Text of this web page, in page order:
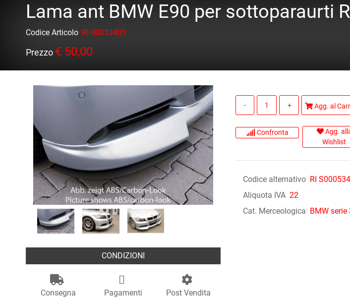
Lama ant BMW E90 per sottoparaurti
Codice Articolo RI 00053401
Prezzo € 50,00
CONDIZIONI
Consegna Pagamenti Post Vendita
Quantità
Agg. al
Confronta
Agg.
Wishlist
Codice alternativo RI
Aliquota IVA 22
Cat. Merceologica BMW serie